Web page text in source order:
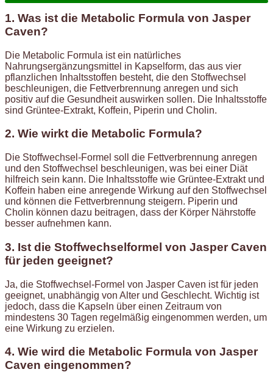
1. Was ist die Metabolic Formula von Jasper
Caven?
Die Metabolic Formula ist ein natürliches
Nahrungsergänzungsmittel in Kapselform, das aus vier
pflanzlichen Inhaltsstoffen besteht, die den Stoffwechsel
beschleunigen, die Fettverbrennung anregen und sich
positiv auf die Gesundheit auswirken sollen. Die Inhaltsstoffe
sind Grüntee-Extrakt, Koffein, Piperin und Cholin.
2. Wie wirkt die Metabolic Formula?
Die Stoffwechsel-Formel soll die Fettverbrennung anregen
und den Stoffwechsel beschleunigen, was bei einer Diät
hilfreich sein kann. Die Inhaltsstoffe wie Grüntee-Extrakt und
Koffein haben eine anregende Wirkung auf den Stoffwechsel
und können die Fettverbrennung steigern. Piperin und
Cholin können dazu beitragen, dass der Körper Nährstoffe
besser aufnehmen kann.
3. Ist die Stoffwechselformel von Jasper Caven
für jeden geeignet?
Ja, die Stoffwechsel-Formel von Jasper Caven ist für jeden
geeignet, unabhängig von Alter und Geschlecht. Wichtig ist
jedoch, dass die Kapseln über einen Zeitraum von
mindestens 30 Tagen regelmäßig eingenommen werden, um
eine Wirkung zu erzielen.
4. Wie wird die Metabolic Formula von Jasper
Caven eingenommen?